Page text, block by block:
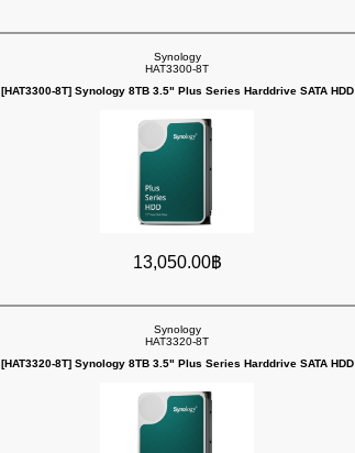
Synology
HAT3300-8T
[HAT3300-8T] Synology 8TB 3.5" Plus Series Harddrive SATA HDD
13,050.00฿
Synology
HAT3320-8T
[HAT3320-8T] Synology 8TB 3.5" Plus Series Harddrive SATA HDD